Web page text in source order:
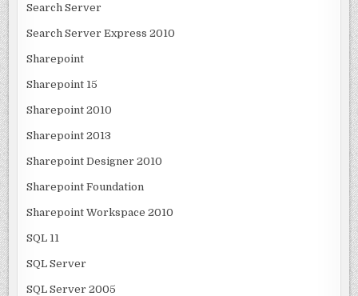
Search Server
Search Server Express 2010
Sharepoint
Sharepoint 15
Sharepoint 2010
Sharepoint 2013
Sharepoint Designer 2010
Sharepoint Foundation
Sharepoint Workspace 2010
SQL 11
SQL Server
SQL Server 2005